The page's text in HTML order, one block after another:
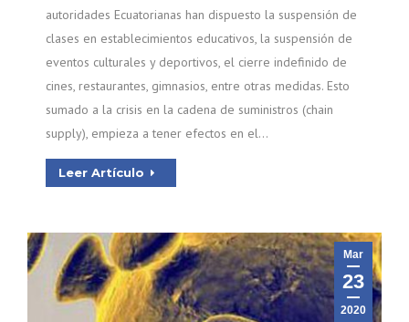
autoridades Ecuatorianas han dispuesto la suspensión de
clases en establecimientos educativos, la suspensión de
eventos culturales y deportivos, el cierre indefinido de
cines, restaurantes, gimnasios, entre otras medidas. Esto
sumado a la crisis en la cadena de suministros (chain
supply), empieza a tener efectos en el…
Leer Artículo
Mar
23
2020